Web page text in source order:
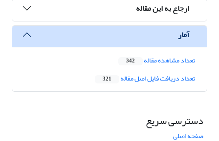
ارجاع به این مقاله
آمار
تعداد مشاهده مقاله 342
تعداد دریافت فایل اصل مقاله 321
دسترسی سریع
صفحه اصلی